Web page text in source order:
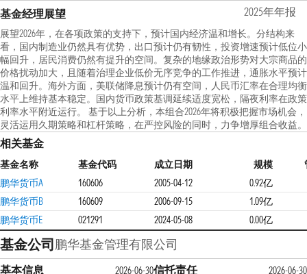
基金经理展望 2025年年报
展望2026年，在各项政策的支持下，预计国内经济温和增长。分结构来
看，国内制造业仍然具有优势，出口预计仍有韧性，投资增速预计低位小
幅回升，居民消费仍然有提升的空间。复杂的地缘政治形势对大宗商品的
价格扰动加大，且随着治理企业低价无序竞争的工作推进，通胀水平预计
温和回升。海外方面，美联储降息预计仍有空间，人民币汇率在合理均衡
水平上维持基本稳定。国内货币政策基调延续适度宽松，隔夜利率在政策
利率水平附近运行。 基于以上分析，本组合2026年将积极把握市场机会，
灵活运用久期策略和杠杆策略，在严控风险的同时，力争增厚组合收益。
相关基金
基金名称 基金代码 成立日期 规模
鹏华货币A
160606 2005-04-12
0.92亿
鹏华货币B
160609 2006-09-15
1.09亿
鹏华货币E
021291 2024-05-08 0.00亿
基金公司鹏华基金管理有限公司
基本信息 2026-06-30信托责任 2026-06-30